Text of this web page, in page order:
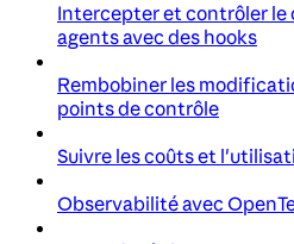
Intercepter et contrôler le
agents avec des hooks
Rembobiner les
points de contrôle
Suivre les coûts et
Observabilité avec